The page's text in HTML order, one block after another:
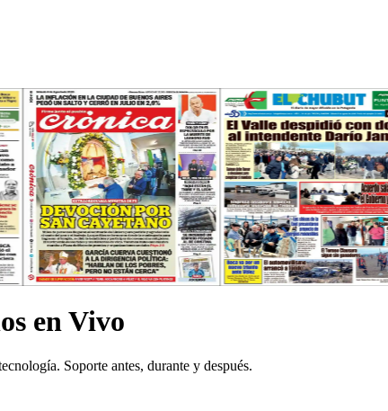
en Vivo
Soporte antes, durante y después.